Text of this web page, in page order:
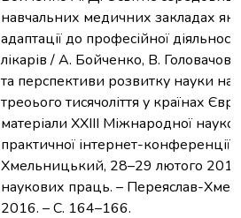
навчальних медичних закладах як
адаптації до професійної
лікарів / А. Бойченко, В.
та перспективи розвитку науки на
треоього тисячоліття у країнах
матеріали ХХІІІ Міжнародної
практичної інтернет-
Хмельницький, 28–29 лютого 2016
наукових праць. – Переяслав-
2016. – С. 164–166.